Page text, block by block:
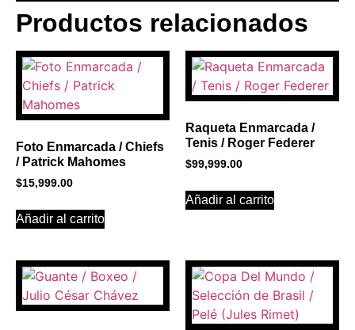
BANNER CON
PROMOCIONES 1
Click Here
Productos relacionados
Foto Enmarcada / Chiefs
/ Patrick Mahomes
$15,999.00
Añadir al carrito
Raqueta Enmarcada /
Tenis / Roger Federer
$99,999.00
Añadir al carrito